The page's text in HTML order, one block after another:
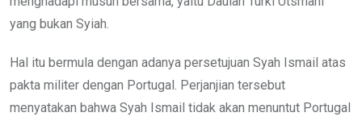
yang bukan Syiah.
Hal itu bermula dengan adanya persetujuan Syah Ismail atas
pakta militer dengan Portugal. Perjanjian tersebut
menyatakan bahwa Syah Ismail tidak akan menuntut Portugal